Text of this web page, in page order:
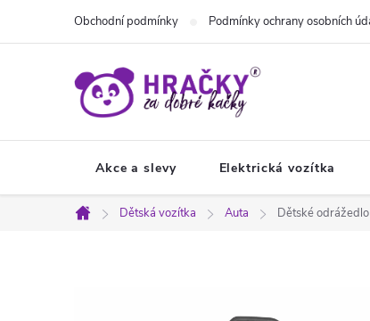
Obchodní podmínky Podmínky ochrany osobních
Akce a slevy Elektrická vozítka
Domů
Dětská vozítka Auta Dětské